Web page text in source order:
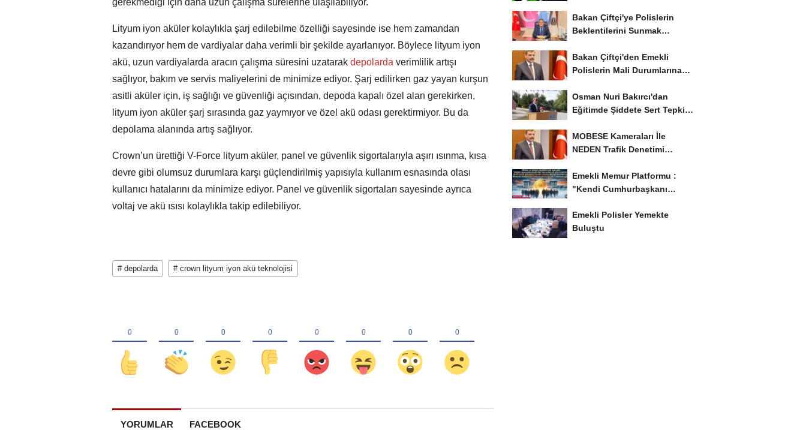
Lityum iyon aküler kolaylıkla şarj edilebilme özelliği sayesinde ise hem zamandan
kazandırıyor hem de vardiyalar daha verimli bir şekilde ayarlanıyor. Böylece lityum iyon
akü, uzun vardiyalarda aracın çalışma süresini uzatarak depolarda verimlilik artışı
sağlıyor, bakım ve servis maliyelerini de minimize ediyor. Şarj edilirken gaz yayan kurşun
asitli aküler için, iş sağlığı ve güvenliği açısından, depoda kapalı özel alan gerekirken,
lityum iyon aküler şarj sırasında gaz yaymıyor ve özel akü odası gerektirmiyor. Bu da
depolama alanında artış sağlıyor.
Crown’un ürettiği V-Force lityum aküler, panel ve güvenlik sigortalarıyla aşırı ısınma, kısa
devre gibi olumsuz durumlara karşı güçlendirilmiş yapısıyla kullanım esnasında olası
kullanıcı hatalarını da minimize ediyor. Panel ve güvenlik sigortaları sayesinde ayrıca
voltaj ve akü ısısı kolaylıkla takip edilebiliyor.
# depolarda # crown lityum iyon akü teknolojisi
YORUMLAR FACEBOOK
Bakan Çiftçi'ye Polislerin
Beklentilerini Sunmak
Bakan Çiftçi'den Emekli
Polislerin Mali Durumlarına
Osman Nuri Bakırcı'dan
Eğitimde Şiddete Sert Tepki:
MOBESE Kameraları İle
NEDEN Trafik Denetimi
Emekli Memur Platformu :
"Kendi Cumhurbaşkanı
Emekli Polisler Yemekte
Buluştu